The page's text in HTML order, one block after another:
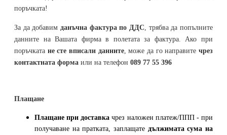
поръчката!
За да добавим данъчна фактура по ДДС , трябва да попълните
данните на Вашата фирма в полетата за фактура. Ако при
поръчката не сте вписали данните, може да го направитечрез
контактната форма или на телефон 089 77 55 396
Плащане
Плащане при доставка чрез наложен платеж/ППП - при
получаване на пратката, заплащате дължимата сума на